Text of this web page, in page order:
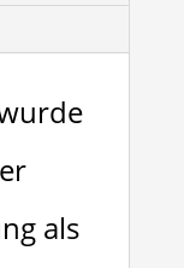
als